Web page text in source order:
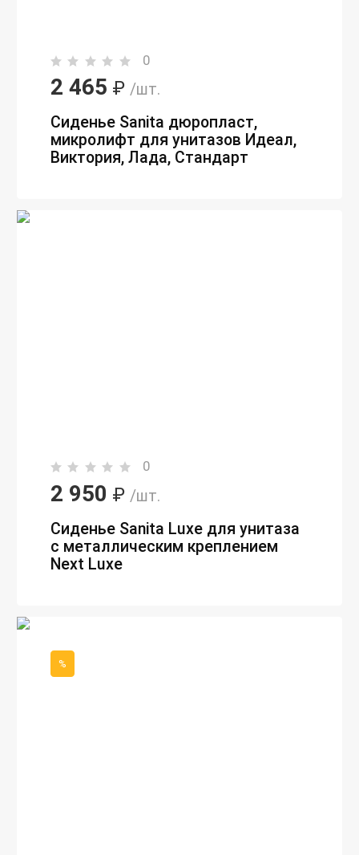
0
2 465 ₽ /шт.
Сиденье Sanita дюропласт,
микролифт для унитазов Идеал,
Виктория, Лада, Стандарт
0
2 950 ₽ /шт.
Сиденье Sanita Luxe для унитаза
с металлическим креплением
Next Luxe
%